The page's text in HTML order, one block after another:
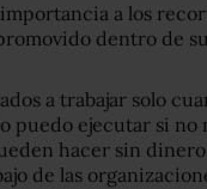
a los
dentro de
a trabajar solo
puedo ejecutar si no
hacer sin
de las